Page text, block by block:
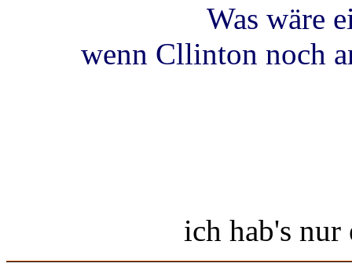
Was wäre
wenn Cllinton noch
ich hab's nur